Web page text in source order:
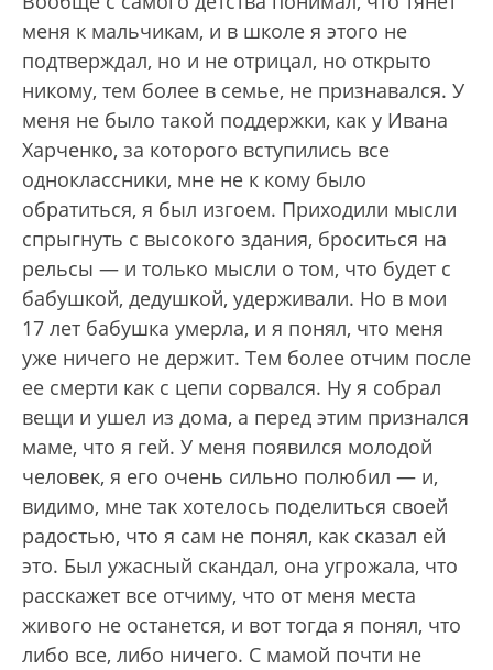
меня к мальчикам, и в школе я этого не
подтверждал, но и не отрицал, но открыто
никому, тем более в семье, не признавался. У
меня не было такой поддержки, как у Ивана
Харченко, за которого вступились все
одноклассники, мне не к кому было
обратиться, я был изгоем. Приходили мысли
спрыгнуть с высокого здания, броситься на
рельсы — и только мысли о том, что будет с
бабушкой, дедушкой, удерживали. Но в мои
17 лет бабушка умерла, и я понял, что меня
уже ничего не держит. Тем более отчим после
ее смерти как с цепи сорвался. Ну я собрал
вещи и ушел из дома, а перед этим признался
маме, что я гей. У меня появился молодой
человек, я его очень сильно полюбил — и,
видимо, мне так хотелось поделиться своей
радостью, что я сам не понял, как сказал ей
это. Был ужасный скандал, она угрожала, что
расскажет все отчиму, что от меня места
живого не останется, и вот тогда я понял, что
либо все, либо ничего. С мамой почти не